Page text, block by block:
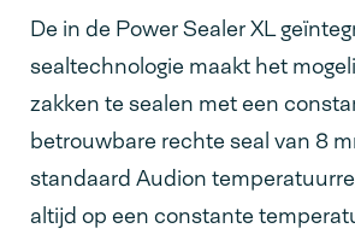
De in de Power Sealer XL
sealtechnologie maakt het
zakken te sealen met een
betrouwbare rechte seal van 8
standaard Audion
altijd op een constante